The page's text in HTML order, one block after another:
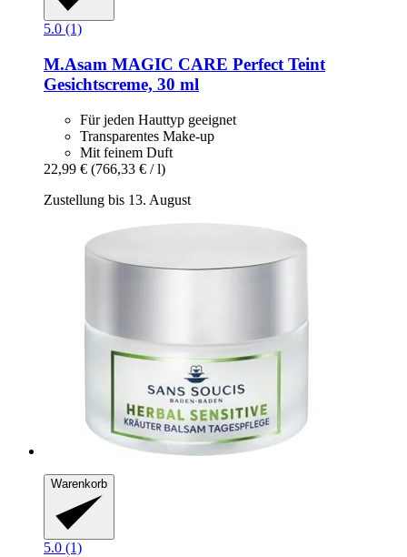
5.0 (1)
M.Asam MAGIC CARE Perfect Teint
Gesichtscreme, 30 ml
Für jeden Hauttyp geeignet
Transparentes Make-up
Mit feinem Duft
22,99 € (766,33 € / l)
Zustellung bis 13. August
Warenkorb
5.0 (1)